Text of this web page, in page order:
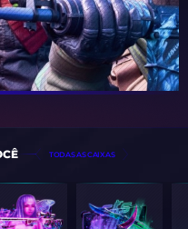
TODAS AS CAIXAS